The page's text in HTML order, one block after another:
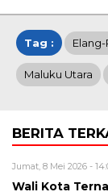
Tag :
Maluku Utara
BERITA
Jumat, 8 Mei 2026 -
Wali Kota